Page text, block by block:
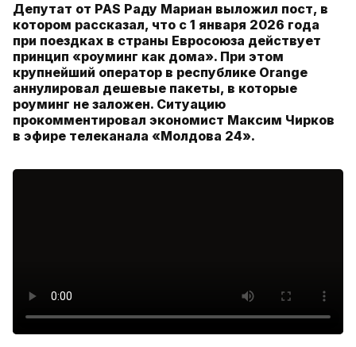
Депутат от PAS Раду Мариан выложил пост, в
котором рассказал, что с 1 января 2026 года
при поездках в страны Евросоюза действует
принцип «роуминг как дома». При этом
крупнейший оператор в республике Orange
аннулировал дешевые пакеты, в которые
роуминг не заложен. Ситуацию
прокомментировал экономист Максим Чирков
в эфире телеканала «Молдова 24».